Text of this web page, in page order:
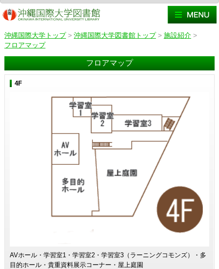
沖縄国際大学トップ > 沖縄国際大学図書館トップ > 施設紹介 >
フロアマップ
フロアマップ
4F
AVホール・学習室1・学習室2・学習室3（ラーニングコモンズ）・多
目的ホール・貴重資料展示コーナー・屋上庭園